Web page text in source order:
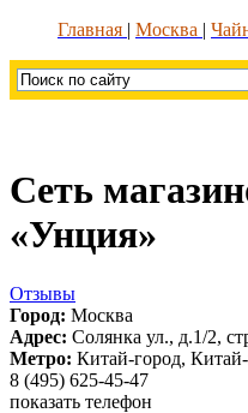
Главная
Москва
Сеть
«Унция»
Отзывы
Город: Москва
Адрес: Солянка ул., д.1/2,
Метро: Китай-город,
8 (495) 625-45-47
показать телефон